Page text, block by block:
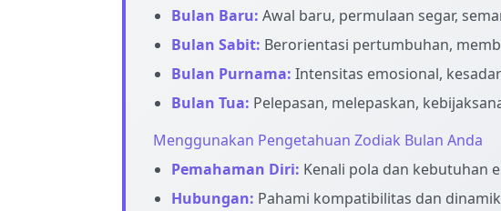
Bulan Baru: Awal baru, permulaan segar,
Bulan Sabit: Berorientasi pertumbuhan,
Bulan Purnama: Intensitas emosional,
Bulan Tua: Pelepasan, melepaskan,
Menggunakan Pengetahuan Zodiak Bulan Anda
Pemahaman Diri: Kenali pola dan kebutuhan
Hubungan: Pahami kompatibilitas dan